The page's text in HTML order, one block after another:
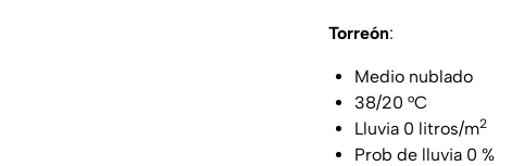
Torreón:
Medio nublado
38/20 °C
Lluvia 0 litros/m2
Prob de lluvia 0 %